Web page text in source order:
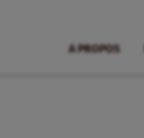
A PROPOS